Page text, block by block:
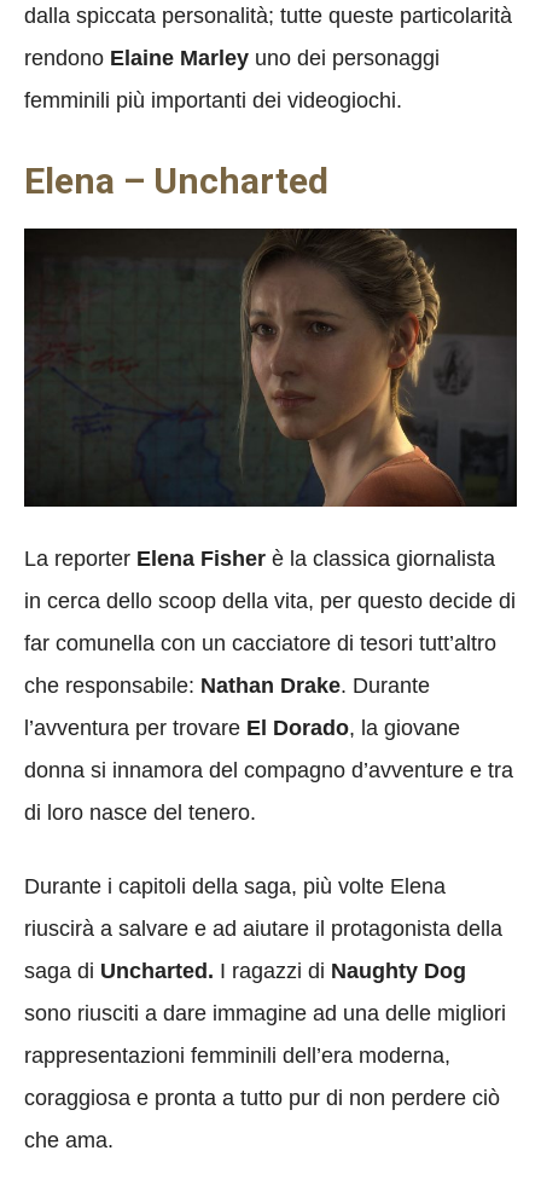
dalla spiccata personalità; tutte queste particolarità
rendono Elaine Marley uno dei personaggi
femminili più importanti dei videogiochi.
Elena – Uncharted
La reporter Elena Fisher è la classica giornalista
in cerca dello scoop della vita, per questo decide di
far comunella con un cacciatore di tesori tutt’altro
che responsabile: Nathan Drake. Durante
l’avventura per trovare El Dorado, la giovane
donna si innamora del compagno d’avventure e tra
di loro nasce del tenero.
Durante i capitoli della saga, più volte Elena
riuscirà a salvare e ad aiutare il protagonista della
saga di Uncharted. I ragazzi di Naughty Dog
sono riusciti a dare immagine ad una delle migliori
rappresentazioni femminili dell’era moderna,
coraggiosa e pronta a tutto pur di non perdere ciò
che ama.